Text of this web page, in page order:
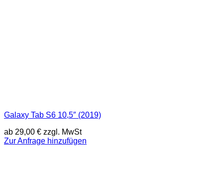
Galaxy Tab S6 10,5″ (2019)
ab 29,00 € zzgl. MwSt
Zur Anfrage hinzufügen